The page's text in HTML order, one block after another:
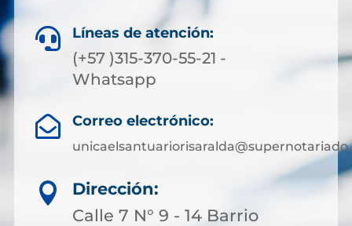
 Líneas de atención:
(+57 )315-370-55-21 -
Whatsapp
 Correo electrónico:

Dirección:
Calle 7 N° 9 - 14 Barrio